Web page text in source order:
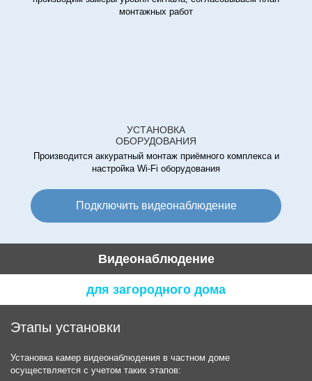
монтажных работ
УСТАНОВКА
ОБОРУДОВАНИЯ
Производится аккуратный монтаж приёмного комплекса и
настройка Wi-Fi оборудования
Подключить видеонаблюдение
Видеонаблюдение
для загородного дома
Этапы установки
Установка камер видеонаблюдения в частном доме
осуществляется с учетом таких этапов: